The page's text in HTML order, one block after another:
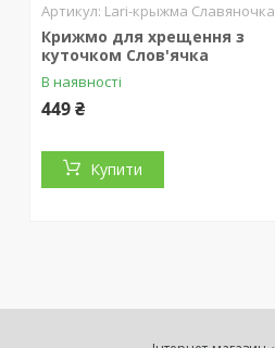
Lari-крыжма Славяночка
Крижмо для хрещення з
куточком Слов'ячка
В наявності
449 ₴
Купити